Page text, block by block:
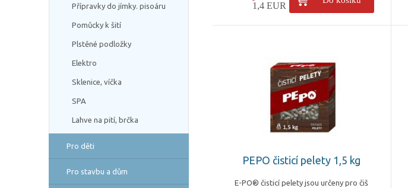
Přípravky do jímky. pisoáru
Pomůcky k šití
Plstěné podložky
Elektro
Sklenice, víčka
SPA
Lahve na pití, brčka
Pro děti
Pro stavbu a dům
1,4 EUR
PEPO čisticí pelety 1,5 kg
E-PO® čisticí pelety jsou určeny pro čiš